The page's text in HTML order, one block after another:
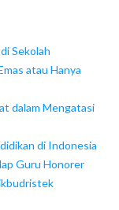
Sekolah
atau Hanya
dalam Mengatasi
di Indonesia
Guru Honorer